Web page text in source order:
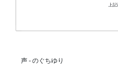
上記
声 - のぐちゆり